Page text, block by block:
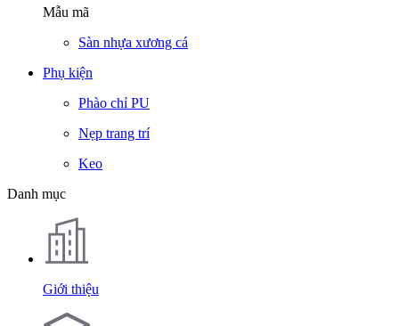
Mẫu mã
Sàn nhựa xương cá
Phụ kiện
Phào chỉ PU
Nẹp trang trí
Keo
Danh mục
Giới thiệu